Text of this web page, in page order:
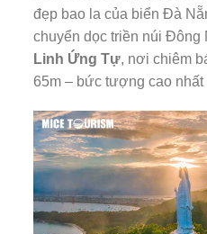
đẹp bao la của biển Đà
chuyển dọc triền núi Đông
Linh Ứng Tự, nơi chiêm
65m – bức tượng cao nhất